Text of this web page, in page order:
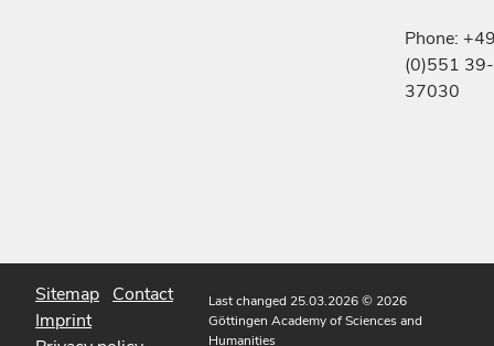
Phone:
(0)551 39-
37030
Sitemap Contact
Imprint
Last changed 25.03.2026© 2026
Göttingen Academy of Sciences and
Humanities